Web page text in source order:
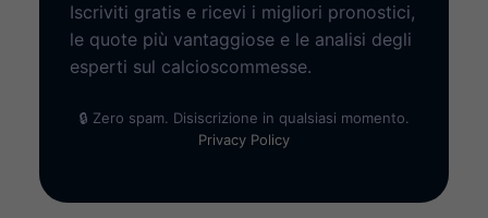
Iscriviti gratis e ricevi i migliori pronostici,
le quote più vantaggiose e le analisi degli
esperti sul calcioscommesse.
🔒 Zero spam. Disiscrizione in qualsiasi momento.
Privacy Policy